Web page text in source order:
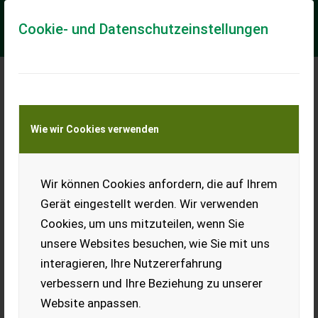
Cookie- und Datenschutzeinstellungen
Wie wir Cookies verwenden
Wir können Cookies anfordern, die auf Ihrem
Gerät eingestellt werden. Wir verwenden
Cookies, um uns mitzuteilen, wenn Sie
unsere Websites besuchen, wie Sie mit uns
interagieren, Ihre Nutzererfahrung
verbessern und Ihre Beziehung zu unserer
Website anpassen.
Meine Transportkostenanfrage
Transport von Land- und Baumaschinen –
KEINE Tiertransporte
Ossella
Gebläsespritze
600 l Gebläsespritze mit
Reinwassertank, guter
Zustand. Preis: VHB.
EUR 0